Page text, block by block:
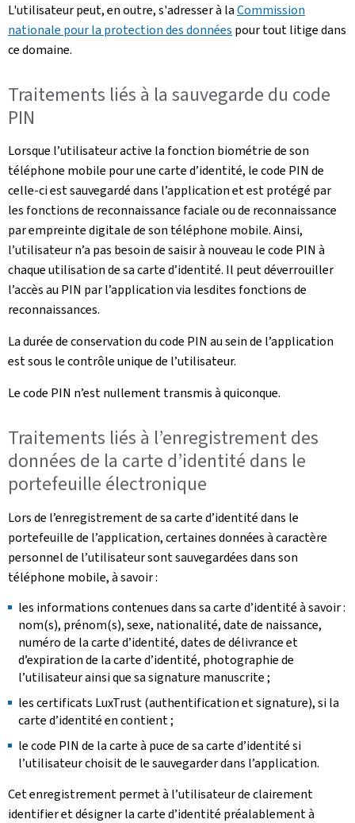
L'utilisateur peut, en outre, s'adresser à laCommission
nationale pour la protection des données pour tout litige dans
ce domaine.
Traitements liés à la sauvegarde du code
PIN
Lorsque l’utilisateur active la fonction biométrie de son
téléphone mobile pour une carte d’identité, le code PIN de
celle-ci est sauvegardé dans l’application et est protégé par
les fonctions de reconnaissance faciale ou de reconnaissance
par empreinte digitale de son téléphone mobile. Ainsi,
l’utilisateur n’a pas besoin de saisir à nouveau le code PIN à
chaque utilisation de sa carte d’identité. Il peut déverrouiller
l’accès au PIN par l’application via lesdites fonctions de
reconnaissances.
La durée de conservation du code PIN au sein de l’application
est sous le contrôle unique de l’utilisateur.
Le code PIN n’est nullement transmis à quiconque.
Traitements liés à l’enregistrement des
données de la carte d’identité dans le
portefeuille électronique
Lors de l’enregistrement de sa carte d’identité dans le
portefeuille de l’application, certaines données à caractère
personnel de l’utilisateur sont sauvegardées dans son
téléphone mobile, à savoir :
les informations contenues dans sa carte d’identité à savoir :
nom(s), prénom(s), sexe, nationalité, date de naissance,
numéro de la carte d’identité, dates de délivrance et
d’expiration de la carte d’identité, photographie de
l’utilisateur ainsi que sa signature manuscrite ;
les certificats LuxTrust (authentification et signature), si la
carte d’identité en contient ;
le code PIN de la carte à puce de sa carte d’identité si
l’utilisateur choisit de le sauvegarder dans l’application.
Cet enregistrement permet à l’utilisateur de clairement
identifier et désigner la carte d’identité préalablement à